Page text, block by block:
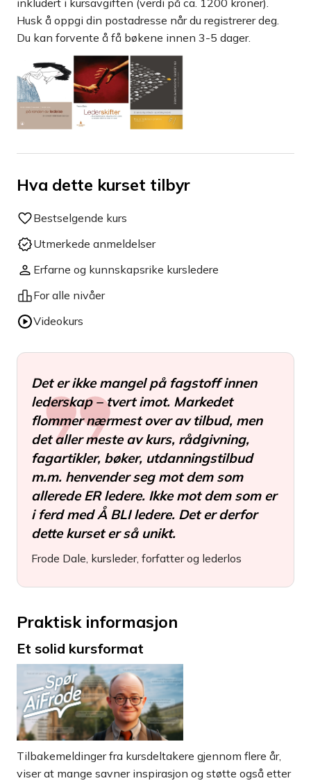
inkludert i kursavgiften (verdi på ca. 1200 kroner).
Husk å oppgi din postadresse når du registrerer deg.
Du kan forvente å få bøkene innen 3-5 dager.
Hva dette kurset tilbyr
Bestselgende kurs
Utmerkede anmeldelser
Erfarne og kunnskapsrike kursledere
For alle nivåer
Videokurs
Det er ikke mangel på fagstoff innen
lederskap – tvert imot. Markedet
flommer nærmest over av tilbud, men
det aller meste av kurs, rådgivning,
fagartikler, bøker, utdanningstilbud
m.m. henvender seg mot dem som
allerede ER ledere. Ikke mot dem som er
i ferd med Å BLI ledere. Det er derfor
dette kurset er så unikt.
Frode Dale, kursleder, forfatter og lederlos
Praktisk informasjon
Et solid kursformat
Tilbakemeldinger fra kursdeltakere gjennom flere år,
viser at mange savner inspirasjon og støtte også etter